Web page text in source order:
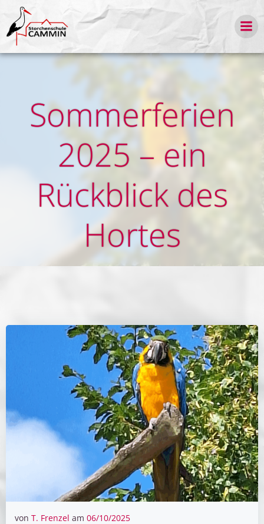
Zum
Inhalt
springen
Sommerferien
2025 – ein
Rückblick des
Hortes
von T. Frenzel am 06/10/2025